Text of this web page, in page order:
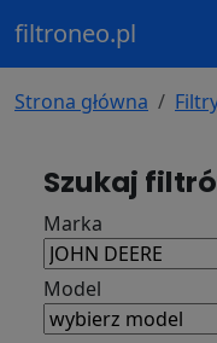
filtroneo.pl
Strona główna
Szukaj
Marka
Model